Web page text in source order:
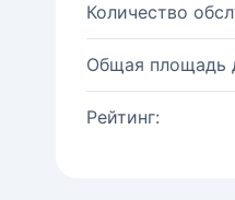
Количество
Общая площадь
Рейтинг: